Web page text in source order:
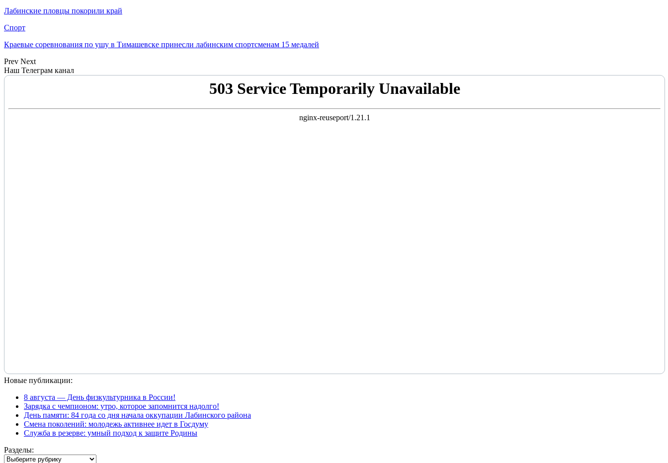
Лабинские пловцы покорили край
Спорт
Краевые соревнования по ушу в Тимашевске принесли лабинским спортсменам 15 медалей
Prev Next
Наш Телеграм канал
Новые публикации:
8 августа — День физкультурника в России!
Зарядка с чемпионом: утро, которое запомнится надолго!
День памяти: 84 года со дня начала оккупации Лабинского района
Смена поколений: молодежь активнее идет в Госдуму
Служба в резерве: умный подход к защите Родины
Разделы:
Разделы: